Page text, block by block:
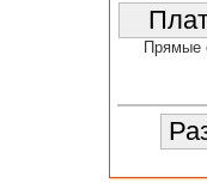
Прямые